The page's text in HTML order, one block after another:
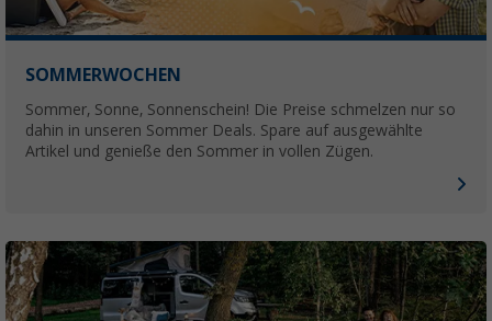
SOMMERWOCHEN
Sommer, Sonne, Sonnenschein! Die Preise schmelzen nur so
dahin in unseren Sommer Deals. Spare auf ausgewählte
Artikel und genieße den Sommer in vollen Zügen.